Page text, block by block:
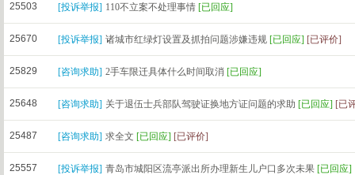
25503 [投诉举报] 110不立案不处理事情 [已回应]
25670 [投诉举报] 诸城市红绿灯设置及抓拍问题涉嫌违规 [已回应] [已评价]
25829 [咨询求助] 2手车限迁具体什么时间取消 [已回应]
25648 [咨询求助] 关于退伍士兵部队驾驶证换地方证问题的求助 [已回应] [已
25487 [咨询求助] 求全文 [已回应] [已评价]
25557 [投诉举报] 青岛市城阳区流亭派出所办理新生儿户口多次未果 [已回应]